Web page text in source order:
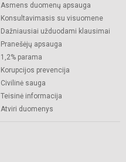
Asmens duomenų apsauga
Konsultavimasis su visuomene
Dažniausiai užduodami klausimai
Pranešėjų apsauga
1,2% parama
Korupcijos prevencija
Civilinė sauga
Teisinė informacija
Atviri duomenys